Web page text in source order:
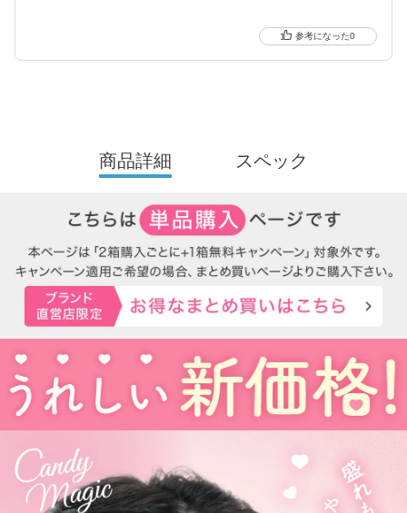
0
商品詳細 スペック